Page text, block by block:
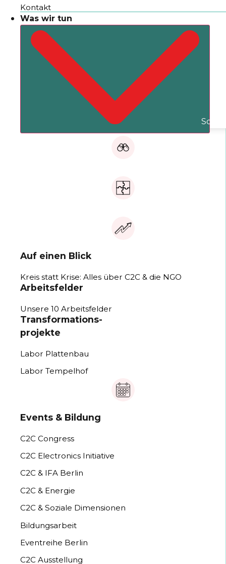
Kontakt
Was wir tun
Auf einen Blick
Kreis statt Krise: Alles über C2C & die NGO
Arbeitsfelder
Unsere 10 Arbeitsfelder
Transformations-
projekte
Labor Plattenbau
Labor Tempelhof
Events & Bildung
C2C Congress
C2C Electronics Initiative
C2C & IFA Berlin
C2C & Energie
C2C & Soziale Dimensionen
Bildungsarbeit
Eventreihe Berlin
C2C Ausstellung